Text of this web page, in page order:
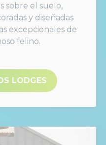
sobre el suelo,
y diseñadas
excepcionales de
felino.
LODGES